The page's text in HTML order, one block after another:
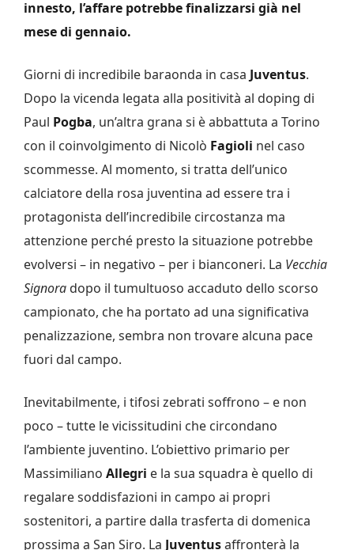
innesto, l’affare potrebbe finalizzarsi già nel
mese di gennaio.
Giorni di incredibile baraonda in casa Juventus.
Dopo la vicenda legata alla positività al doping di
Paul Pogba, un’altra grana si è abbattuta a Torino
con il coinvolgimento di Nicolò Fagioli nel caso
scommesse. Al momento, si tratta dell’unico
calciatore della rosa juventina ad essere tra i
protagonista dell’incredibile circostanza ma
attenzione perché presto la situazione potrebbe
evolversi – in negativo – per i bianconeri. La Vecchia
Signora dopo il tumultuoso accaduto dello scorso
campionato, che ha portato ad una significativa
penalizzazione, sembra non trovare alcuna pace
fuori dal campo.
Inevitabilmente, i tifosi zebrati soffrono – e non
poco – tutte le vicissitudini che circondano
l’ambiente juventino. L’obiettivo primario per
Massimiliano Allegri e la sua squadra è quello di
regalare soddisfazioni in campo ai propri
sostenitori, a partire dalla trasferta di domenica
prossima a San Siro. La Juventusaffronterà la